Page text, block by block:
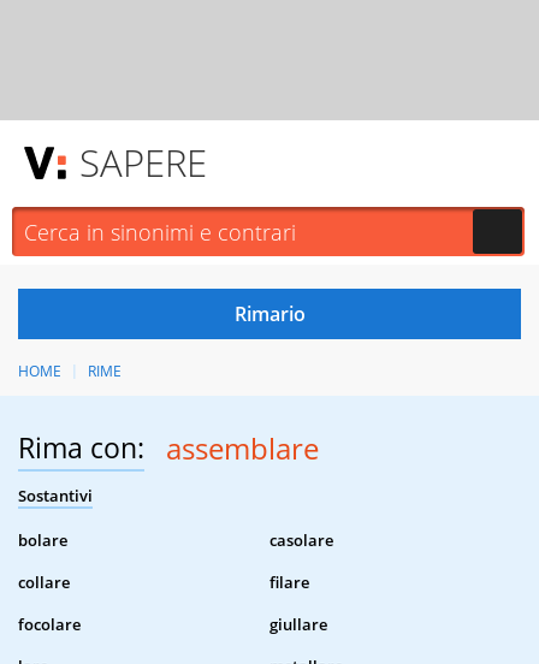
SAPERE
HOME RIME
Rima con: assemblare
Sostantivi
bolare
casolare
collare
filare
focolare
giullare